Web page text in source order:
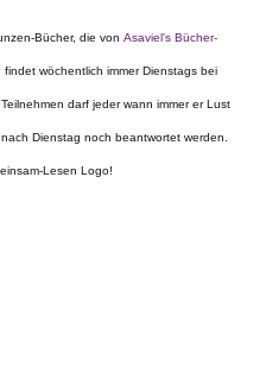
Bücher, die von Asaviel's Bücher-
wöchentlich immer Dienstags bei
darf jeder wann immer er Lust
Dienstag noch beantwortet werden.
Lesen Logo!